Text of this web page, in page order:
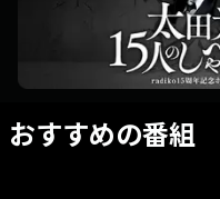
おすすめの番組